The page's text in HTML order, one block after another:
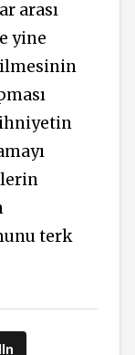
arası
yine
terk